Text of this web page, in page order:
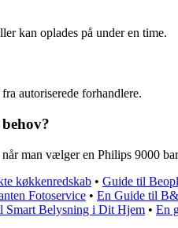
kan oplades på under en time.
autoriserede forhandlere.
man vælger en Philips 9000
køkkenredskab • Guide til
Fotoservice • En Guide til
Smart Belysning i Dit Hjem • En